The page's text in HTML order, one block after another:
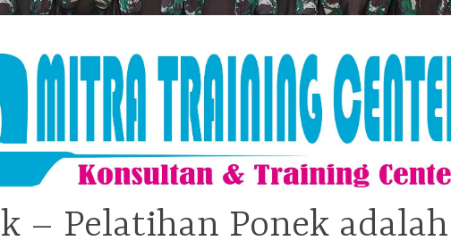
– Pelatihan Ponek